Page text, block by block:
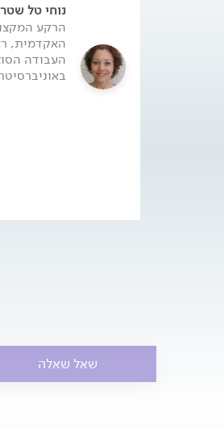
נוחי טל
הרקע
האקדמית,
העבודה
שאל שאלה